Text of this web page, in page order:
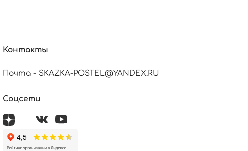
Контакты
Почта - SKAZKA-POSTEL@YANDEX.RU
Соцсети